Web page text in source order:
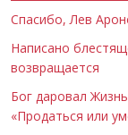
Спасибо, Лев
Написано
возвращается
Бог даровал
«Продаться или